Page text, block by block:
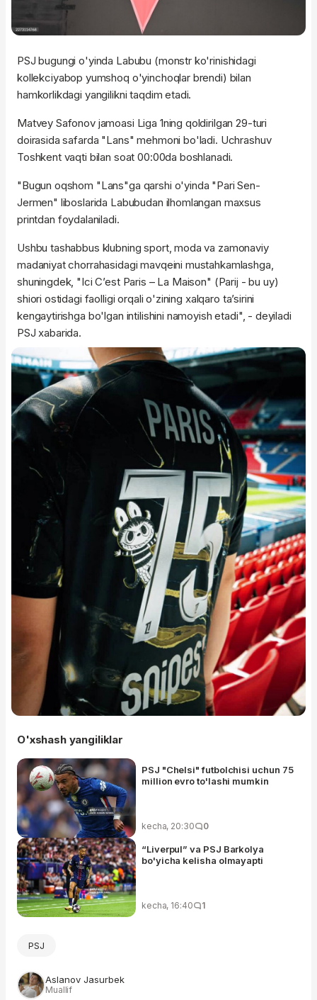
PSJ bugungi o'yinda Labubu (monstr ko'rinishidagi
kollekciyabop yumshoq o'yinchoqlar brendi) bilan
hamkorlikdagi yangilikni taqdim etadi.
Matvey Safonov jamoasi Liga 1ning qoldirilgan 29-turi
doirasida safarda "Lans" mehmoni bo'ladi. Uchrashuv
Toshkent vaqti bilan soat 00:00da boshlanadi.
"Bugun oqshom "Lans"ga qarshi o'yinda "Pari Sen-
Jermen" liboslarida Labubudan ilhomlangan maxsus
printdan foydalaniladi.
Ushbu tashabbus klubning sport, moda va zamonaviy
madaniyat chorrahasidagi mavqeini mustahkamlashga,
shuningdek, "Ici C’est Paris – La Maison" (Parij - bu uy)
shiori ostidagi faolligi orqali o'zining xalqaro ta’sirini
kengaytirishga bo'lgan intilishini namoyish etadi", - deyiladi
PSJ xabarida.
O'xshash yangiliklar
PSJ "Chelsi" futbolchisi uchun 75
million evro to'lashi mumkin
kecha, 20:30 0
“Liverpul” va PSJ Barkolya
bo'yicha kelisha olmayapti
kecha, 16:40 1
PSJ
Aslanov Jasurbek
Muallif